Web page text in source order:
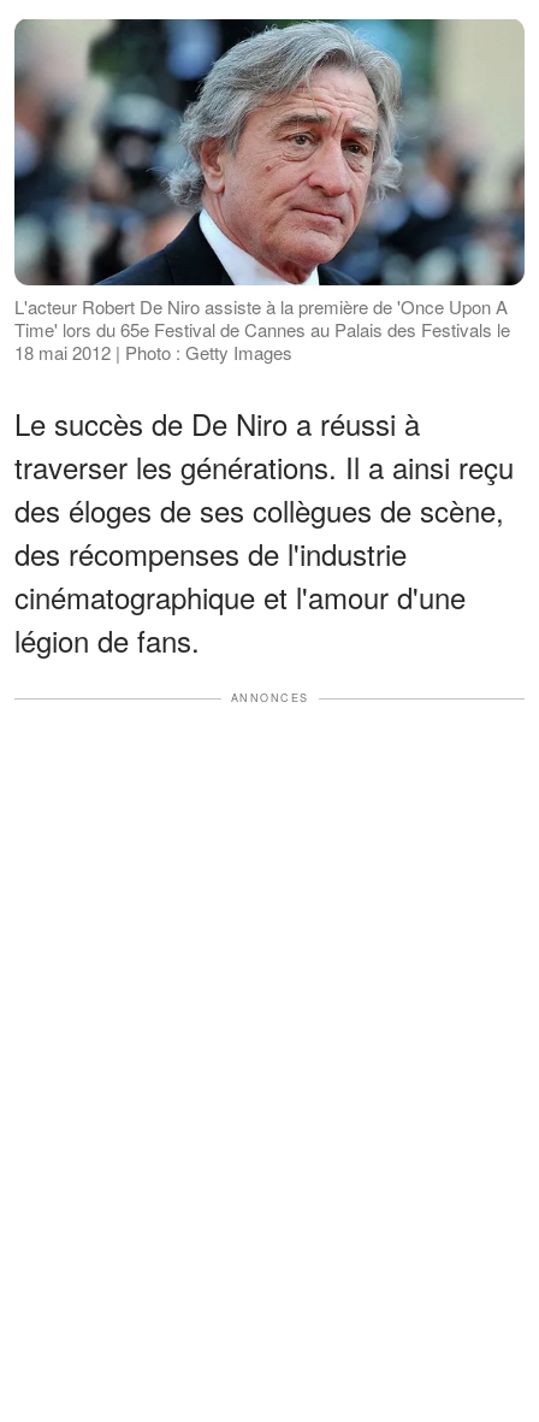
L'acteur Robert De Niro assiste à la première de 'Once Upon A
Time' lors du 65e Festival de Cannes au Palais des Festivals le
18 mai 2012 | Photo : Getty Images
Le succès de De Niro a réussi à
traverser les générations. Il a ainsi reçu
des éloges de ses collègues de scène,
des récompenses de l'industrie
cinématographique et l'amour d'une
légion de fans.
ANNONCES